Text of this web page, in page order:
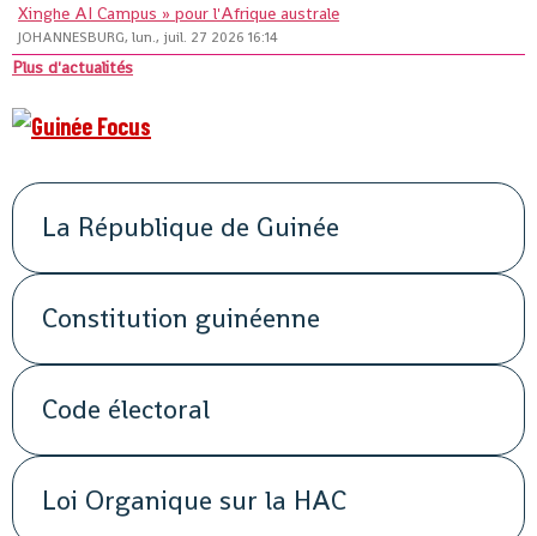
Xinghe AI Campus » pour l'Afrique australe
JOHANNESBURG, lun., juil. 27 2026 16:14
Plus d'actualités
La République de Guinée
Constitution guinéenne
Code électoral
Loi Organique sur la HAC